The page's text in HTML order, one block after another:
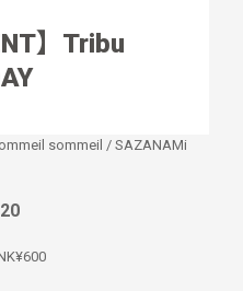
】Tribu
sommeil / SAZANAMi